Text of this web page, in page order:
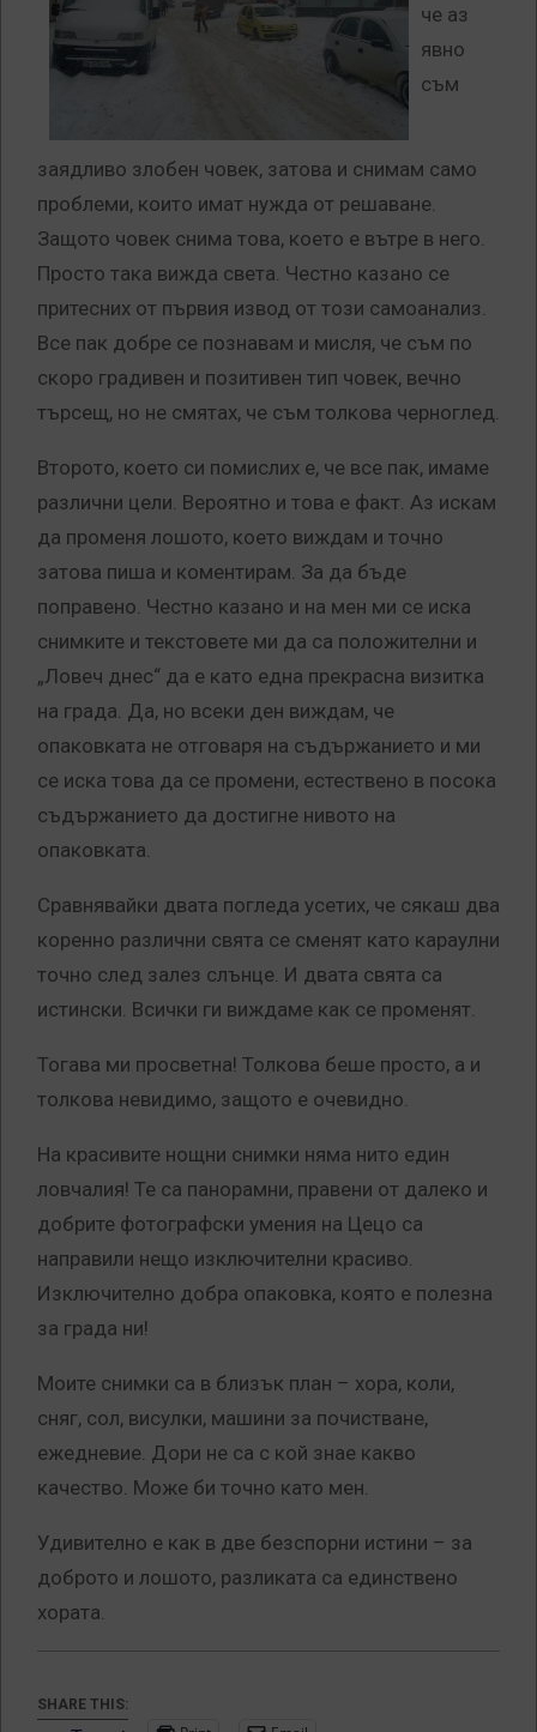
че аз
явно
съм
заядливо злобен човек, затова и снимам само
проблеми, които имат нужда от решаване.
Защото човек снима това, което е вътре в него.
Просто така вижда света. Честно казано се
притесних от първия извод от този самоанализ.
Все пак добре се познавам и мисля, че съм по
скоро градивен и позитивен тип човек, вечно
търсещ, но не смятах, че съм толкова черноглед.
Второто, което си помислих е, че все пак, имаме
различни цели. Вероятно и това е факт. Аз искам
да променя лошото, което виждам и точно
затова пиша и коментирам. За да бъде
поправено. Честно казано и на мен ми се иска
снимките и текстовете ми да са положителни и
„Ловеч днес“ да е като една прекрасна визитка
на града. Да, но всеки ден виждам, че
опаковката не отговаря на съдържанието и ми
се иска това да се промени, естествено в посока
съдържанието да достигне нивото на
опаковката.
Сравнявайки двата погледа усетих, че сякаш два
коренно различни свята се сменят като караулни
точно след залез слънце. И двата свята са
истински. Всички ги виждаме как се променят.
Тогава ми просветна! Толкова беше просто, а и
толкова невидимо, защото е очевидно.
На красивите нощни снимки няма нито един
ловчалия! Те са панорамни, правени от далеко и
добрите фотографски умения на Цецо са
направили нещо изключителни красиво.
Изключително добра опаковка, която е полезна
за града ни!
Моите снимки са в близък план – хора, коли,
сняг, сол, висулки, машини за почистване,
ежедневие. Дори не са с кой знае какво
качество. Може би точно като мен.
Удивително е как в две безспорни истини – за
доброто и лошото, разликата са единствено
хората.
SHARE THIS: